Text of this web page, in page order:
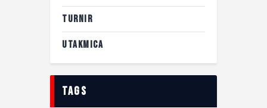
TURNIR
UTAKMICA
tags